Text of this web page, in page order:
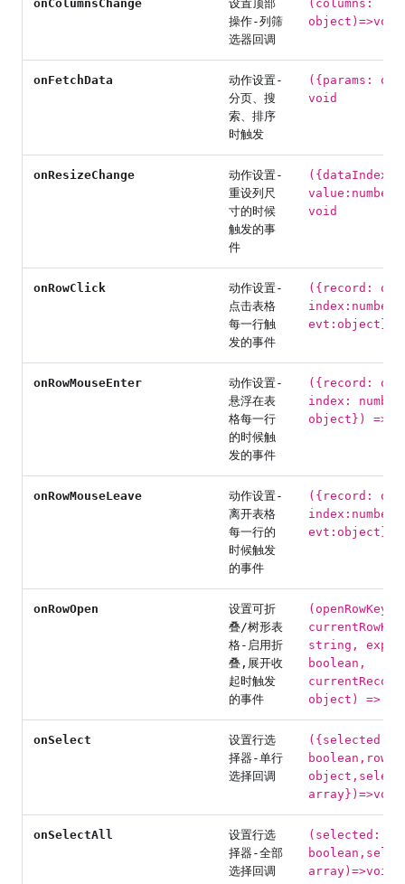
onColumnsChange
设置顶部
操作-列筛
选器回调
(columns:
object)=>void
onFetchData
动作设置-
分页、搜
索、排序
时触发
({params:
void
onResizeChange
动作设置-
重设列尺
寸的时候
触发的事
件
({dataIndex:
void
onRowClick
动作设置-
点击表格
每一行触
发的事件
({record:
index:number,
evt:object})
onRowMouseEnter
动作设置-
悬浮在表
格每一行
的时候触
发的事件
({record:
index:
object}) =>
onRowMouseLeave
动作设置-
离开表格
每一行的
时候触发
的事件
({record:
index:number,
evt:object})
onRowOpen
设置可折
叠/树形表
格-启用折
叠,展开收
起时触发
的事件
string,
boolean,
object) =>
onSelect
设置行选
择器-单行
选择回调
({selected:
array})=>void
onSelectAll
设置行选
择器-全部
选择回调
(selected:
array)=>void